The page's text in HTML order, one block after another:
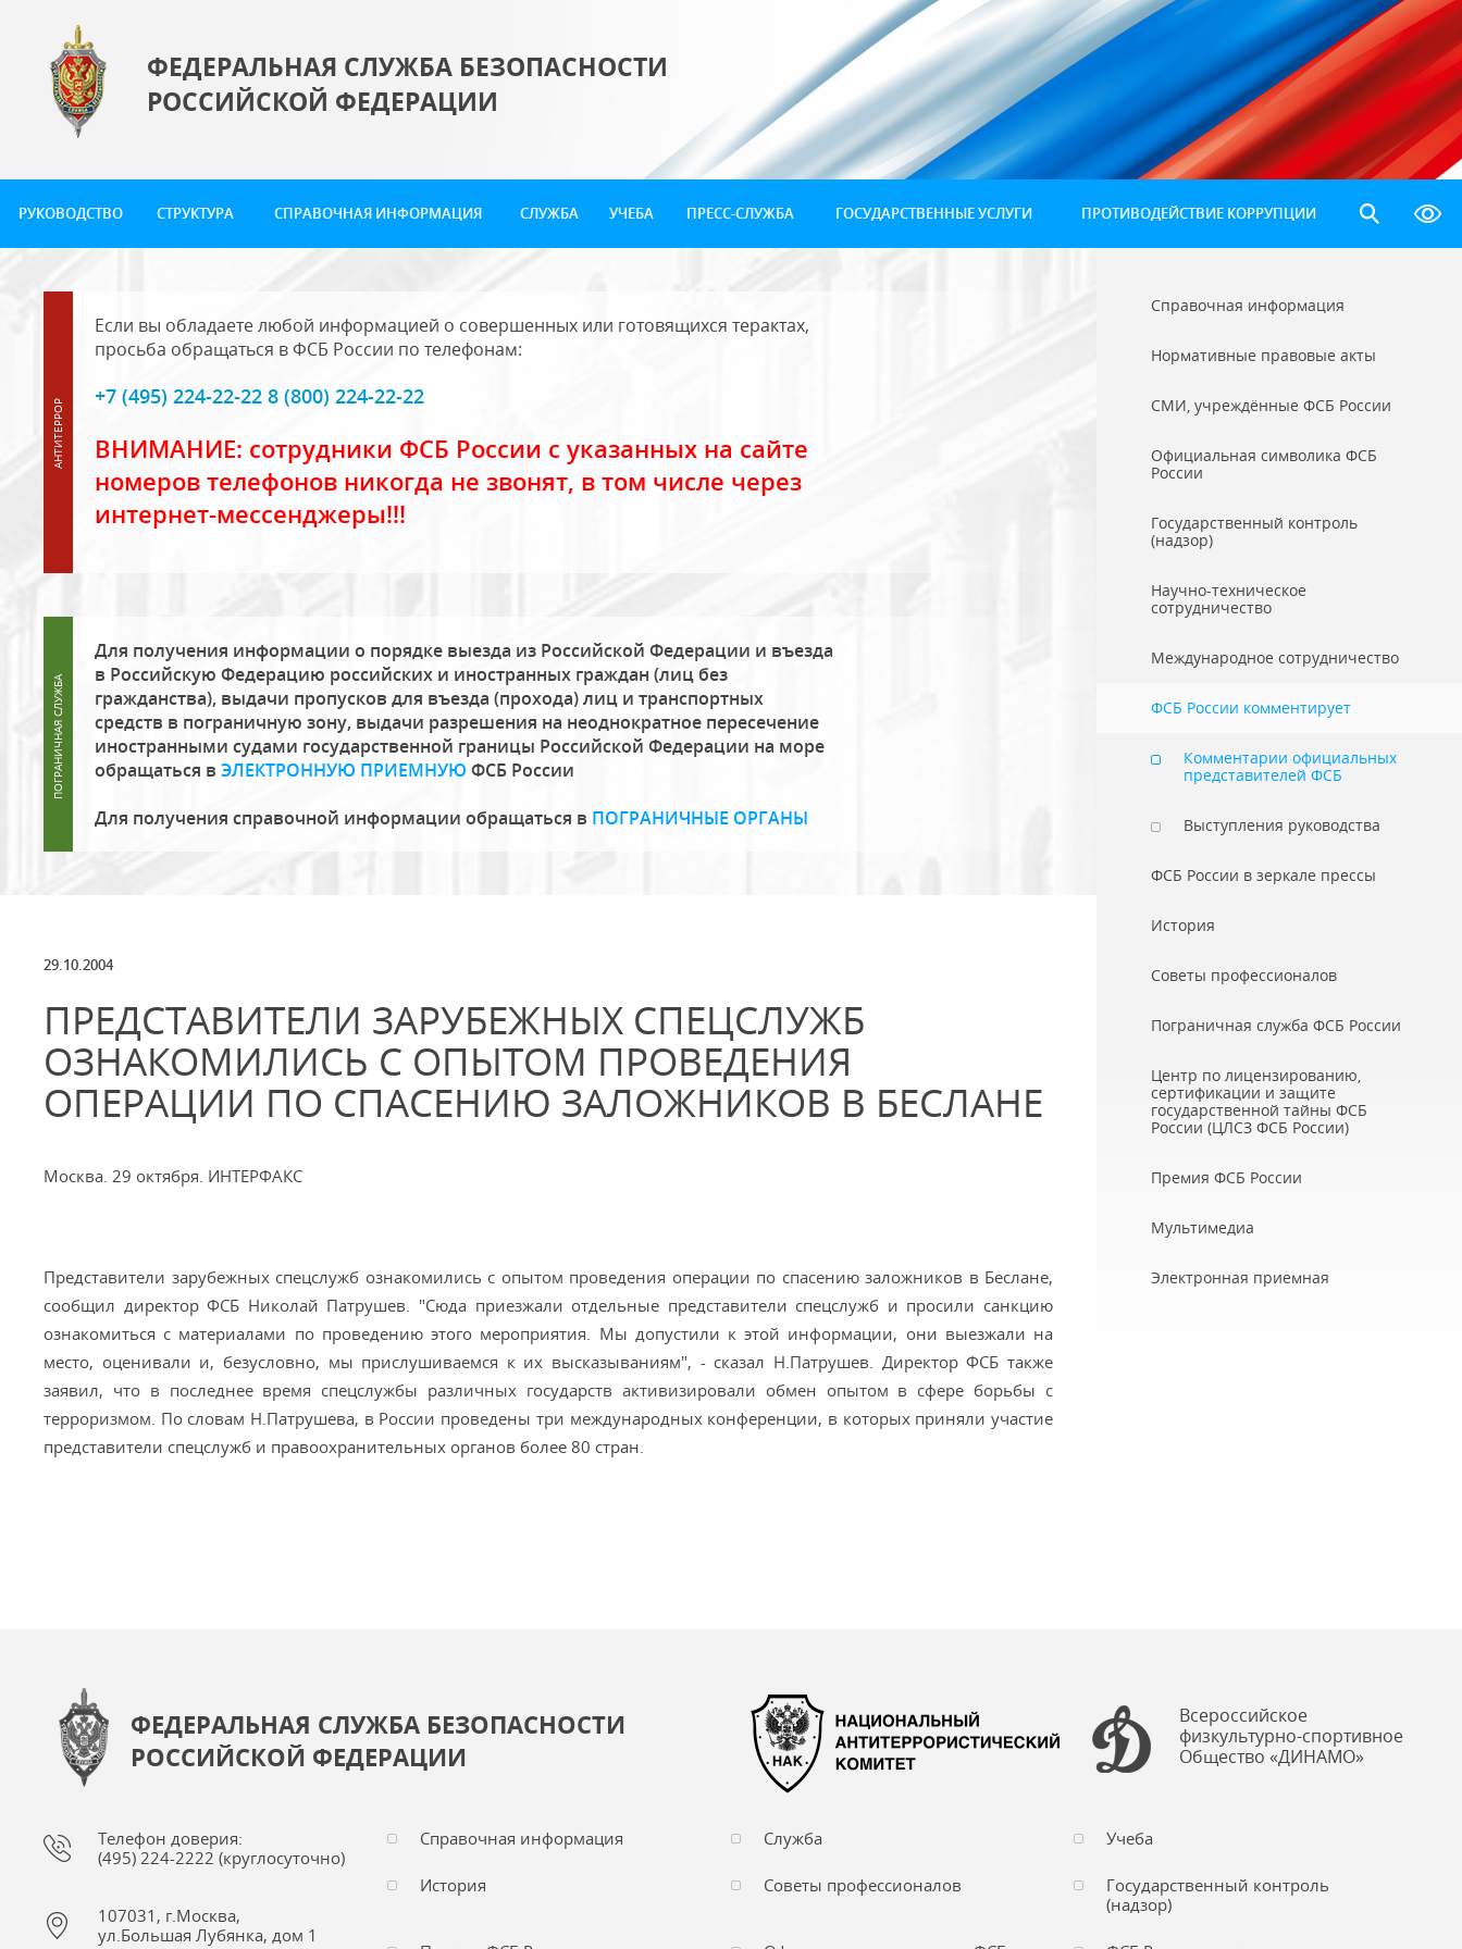
ФЕДЕРАЛЬНАЯ СЛУЖБА БЕЗОПАСНОСТИ
РОССИЙСКОЙ ФЕДЕРАЦИИ
РУКОВОДСТВО СТРУКТУРА СПРАВОЧНАЯ ИНФОРМАЦИЯ СЛУЖБА УЧЕБА ПРЕСС-СЛУЖБА ГОСУДАРСТВЕННЫЕ УСЛУГИ ПРОТИВОДЕЙСТВИЕ КОРРУПЦИИ
Если вы обладаете любой информацией о совершенных или готовящихся терактах,
просьба обращаться в ФСБ России по телефонам:
+7 (495) 224-22-22 8 (800) 224-22-22
ВНИМАНИЕ: сотрудники ФСБ России с указанных на сайте
номеров телефонов никогда не звонят, в том числе через
интернет-мессенджеры!!!
Для получения информации о порядке выезда из Российской Федерации и въезда
в Российскую Федерацию российских и иностранных граждан (лиц без
гражданства), выдачи пропусков для въезда (прохода) лиц и транспортных
средств в пограничную зону, выдачи разрешения на неоднократное пересечение
иностранными судами государственной границы Российской Федерации на море
обращаться в ЭЛЕКТРОННУЮ ПРИЕМНУЮ ФСБ России
Для получения справочной информации обращаться в ПОГРАНИЧНЫЕ ОРГАНЫ
29.10.2004
ПРЕДСТАВИТЕЛИ ЗАРУБЕЖНЫХ СПЕЦСЛУЖБ
ОЗНАКОМИЛИСЬ С ОПЫТОМ ПРОВЕДЕНИЯ
ОПЕРАЦИИ ПО СПАСЕНИЮ ЗАЛОЖНИКОВ В БЕСЛАНЕ
Москва. 29 октября. ИНТЕРФАКС
Представители зарубежных спецслужб ознакомились с опытом проведения операции по спасению заложников в Беслане,
сообщил директор ФСБ Николай Патрушев. "Сюда приезжали отдельные представители спецслужб и просили санкцию
ознакомиться с материалами по проведению этого мероприятия. Мы допустили к этой информации, они выезжали на
место, оценивали и, безусловно, мы прислушиваемся к их высказываниям", - сказал Н.Патрушев. Директор ФСБ также
заявил, что в последнее время спецслужбы различных государств активизировали обмен опытом в сфере борьбы с
терроризмом. По словам Н.Патрушева, в России проведены три международных конференции, в которых приняли участие
представители спецслужб и правоохранительных органов более 80 стран.
Справочная информация
Нормативные правовые акты
СМИ, учреждённые ФСБ России
Официальная символика ФСБ
России
Государственный контроль
(надзор)
Научно-техническое
сотрудничество
Международное сотрудничество
ФСБ России комментирует
Комментарии официальных
представителей ФСБ
Выступления руководства
ФСБ России в зеркале прессы
История
Советы профессионалов
Пограничная служба ФСБ России
Центр по лицензированию,
сертификации и защите
государственной тайны ФСБ
России (ЦЛСЗ ФСБ России)
Премия ФСБ России
Мультимедиа
Электронная приемная
ФЕДЕРАЛЬНАЯ СЛУЖБА БЕЗОПАСНОСТИ
РОССИЙСКОЙ ФЕДЕРАЦИИ
Всероссийское
физкультурно-спортивное
Общество «ДИНАМО»
Телефон доверия:
(495) 224-2222 (круглосуточно)
107031, г.Москва,
ул.Большая Лубянка, дом 1
Справочная информация Служба Учеба
История Советы профессионалов
Государственный контроль
(надзор)